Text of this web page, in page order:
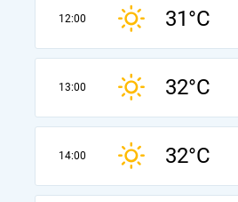
12:00 31°C
13:00 32°C
14:00 32°C